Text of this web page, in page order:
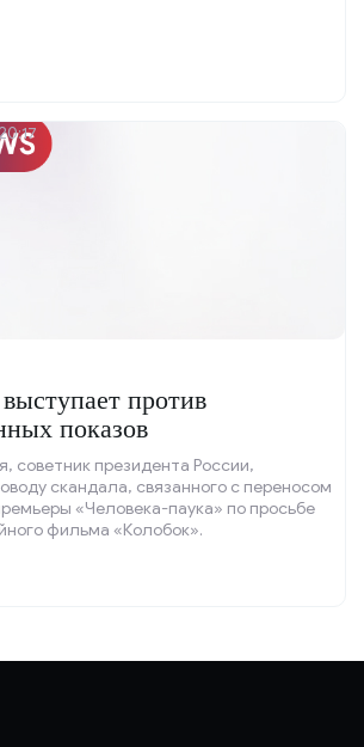
против
показов
советник президента России,
скандала, связанного с переносом
«Человека-паука» по просьбе
фильма «Колобок».